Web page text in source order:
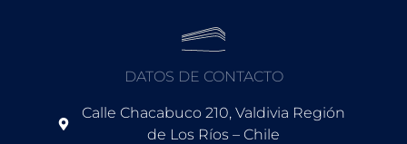
DATOS DE CONTACTO
Calle Chacabuco 210, Valdivia Región
de Los Ríos – Chile